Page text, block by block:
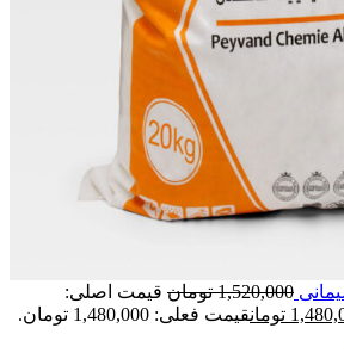
1,520,000 تومان قیمت اصلی:
تومانقیمت فعلی: 1,480,000 تومان.